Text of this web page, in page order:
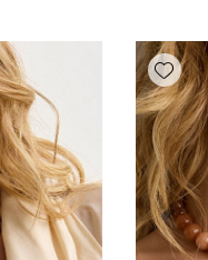
Add wishlist